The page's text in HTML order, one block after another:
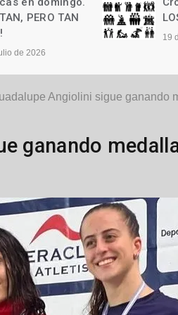
LOS MODELOS
Angiolini sigue ganando
ganando